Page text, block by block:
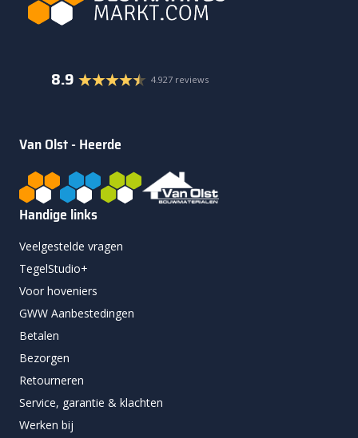
8.9 4.927 reviews
Van Olst - Heerde
Handige links
Veelgestelde vragen
TegelStudio+
Voor hoveniers
GWW Aanbestedingen
Betalen
Bezorgen
Retourneren
Service, garantie & klachten
Werken bij